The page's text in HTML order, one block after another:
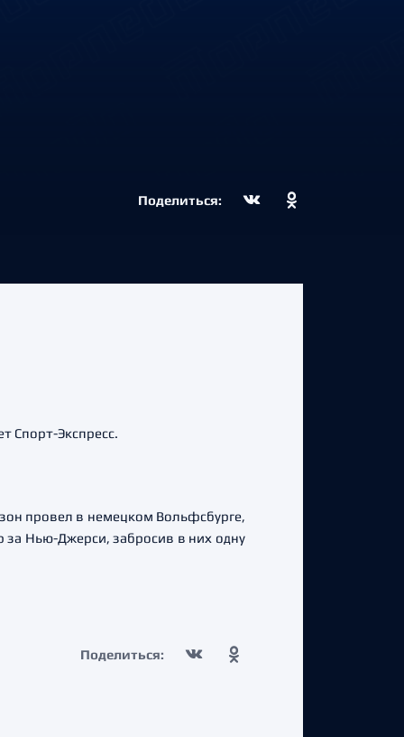
Поделиться:
Спорт-Экспресс.
провел в немецком Вольфсбурге,
за Нью-Джерси, забросив в них одну
Поделиться: